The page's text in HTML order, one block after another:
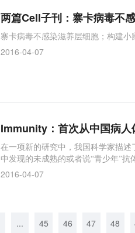
两篇Cell子刊：寨卡病毒不
寨卡病毒不感染滋养层细胞；构建小
2016-04-07
Immunity：首次从中国病人
在一项新的研究中，我国科学家描
中发现的未成熟的或者说“青少年”抗
2016-04-07
... 45 46 47 48